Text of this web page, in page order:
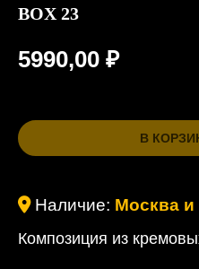
BOX 23
5990,00 ₽
В
Наличие: Москва и
Композиция из